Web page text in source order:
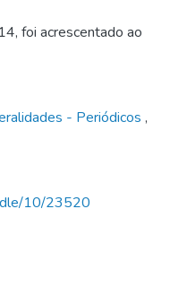
foi acrescentado ao
- Periódicos ,
10/23520